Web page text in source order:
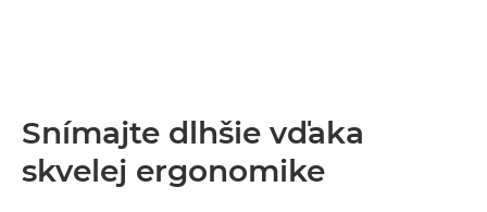
Snímajte dlhšie vďaka
skvelej ergonomike